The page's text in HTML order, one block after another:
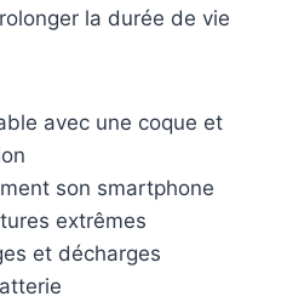
la durée de vie
avec une coque et
son smartphone
extrêmes
et décharges